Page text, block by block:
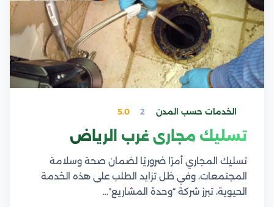
الخدمات حسب المدن 2
5.0
تسليك مجاري غرب الرياض
تسليك المجاري أمرًا ضروريًا لضمان صحة وسلامة
المجتمعات، وفي ظل تزايد الطلب على هذه الخدمة
الحيوية، تبرز شركة “وحدة المشاريع”…